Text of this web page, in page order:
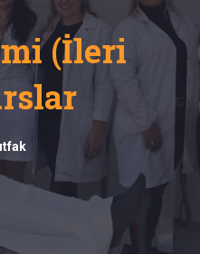
(İleri